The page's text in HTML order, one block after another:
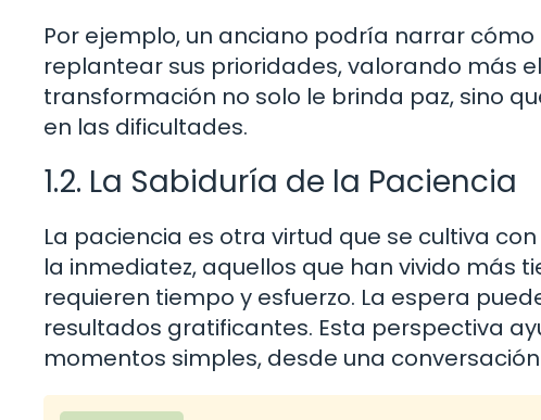
Por ejemplo, un anciano podría narrar
replantear sus prioridades, valorando más
transformación no solo le brinda paz, sino
en las dificultades.
1.2. La Sabiduría de la Paciencia
La paciencia es otra virtud que se cultiva
la inmediatez, aquellos que han vivido más
requieren tiempo y esfuerzo. La espera
resultados gratificantes. Esta perspectiva
momentos simples, desde una